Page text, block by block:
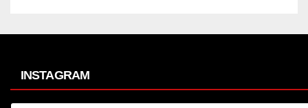
INSTAGRAM